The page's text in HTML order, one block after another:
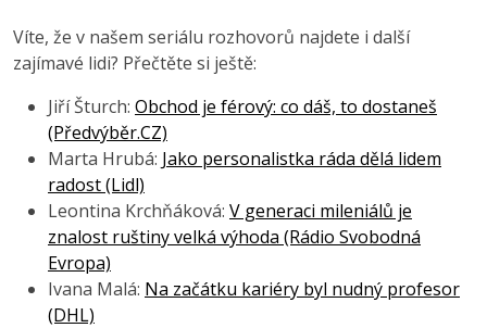
Víte, že v našem seriálu rozhovorů najdete i další
zajímavé lidi? Přečtěte si ještě:
Jiří Šturch: Obchod je férový: co dáš, to dostaneš
(Předvýběr.CZ)
Marta Hrubá: Jako personalistka ráda dělá lidem
radost (Lidl)
Leontina Krchňáková: V generaci mileniálů je
znalost ruštiny velká výhoda (Rádio Svobodná
Evropa)
Ivana Malá: Na začátku kariéry byl nudný profesor
(DHL)